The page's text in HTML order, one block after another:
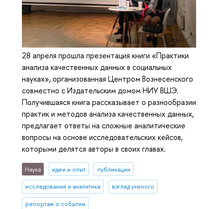
28 апреля прошла презентация книги «Практики
анализа качественных данных в социальных
науках», организованная Центром Вознесенского
совместно с Издательским домом НИУ ВШЭ.
Получившаяся книга рассказывает о разнообразии
практик и методов анализа качественных данных,
предлагает ответы на сложные аналитические
вопросы на основе исследовательских кейсов,
которыми делятся авторы в своих главах.
Наука идеи и опыт публикации
исследования и аналитика взгляд ученого
репортаж о событии